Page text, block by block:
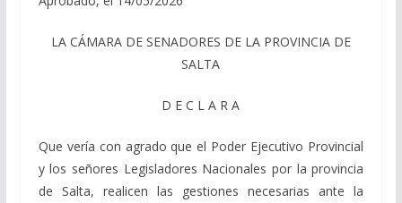
LA CÁMARA DE SENADORES DE LA PROVINCIA DE
SALTA
D E C L A R A
Que vería con agrado que el Poder Ejecutivo Provincial
y los señores Legisladores Nacionales por la provincia
de Salta, realicen las gestiones necesarias ante la